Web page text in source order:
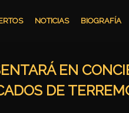
NOTICIAS BIOGRAFÍA
EN
DE